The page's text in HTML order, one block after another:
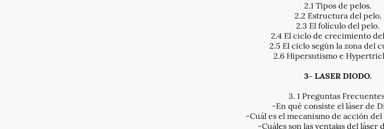
2.1 Tipos de pelos.
2.2 Estructura del pelo.
2.3 El folículo del pelo.
2.4 El ciclo de crecimiento
2.5 El ciclo según la zona del
2.6 Hipersutismo e
3- LASER DIODO.
3. 1 Preguntas
-En qué consiste el láser de
-Cuál es el mecanismo de acción del
-Cuáles son las ventajas del láser